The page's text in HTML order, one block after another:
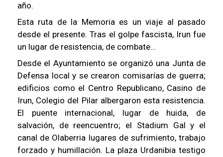
año.
Esta ruta de la Memoria es un viaje al pasado
desde el presente. Tras el golpe fascista, Irun fue
un lugar de resistencia, de combate…
Desde el Ayuntamiento se organizó una Junta de
Defensa local y se crearon comisarías de guerra;
edificios como el Centro Republicano, Casino de
Irun, Colegio del Pilar albergaron esta resistencia.
El puente internacional, lugar de huida, de
salvación, de reencuentro; el Stadium Gal y el
canal de Olaberria lugares de sufrimiento, trabajo
forzado y humillación. La plaza Urdanibia testigo